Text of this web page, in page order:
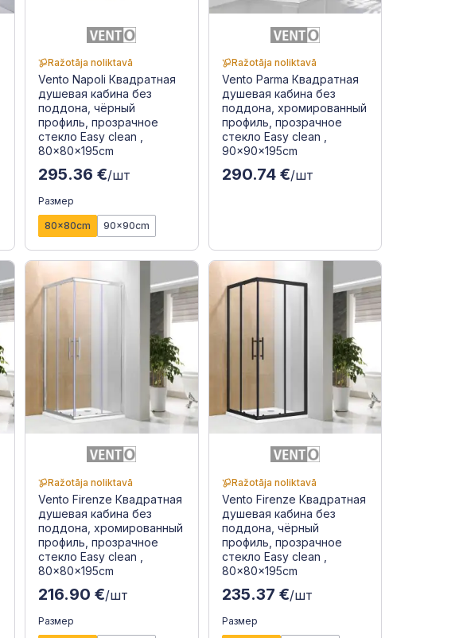
Ražotāja noliktavā
Vento Napoli Квадратная
душевая кабина без
поддона, чёрный
профиль, прозрачное
стекло Easy clean ,
80x80x195cm
295.36 €/шт
Размер
80x80cm 90x90cm
Ražotāja noliktavā
Vento Parma Квадратная
душевая кабина без
поддона, хромированный
профиль, прозрачное
стекло Easy clean ,
90x90x195cm
290.74 €/шт
Ražotāja noliktavā
Vento Firenze Квадратная
душевая кабина без
поддона, хромированный
профиль, прозрачное
стекло Easy clean ,
80x80x195cm
216.90 €/шт
Размер
Ražotāja noliktavā
Vento Firenze Квадратная
душевая кабина без
поддона, чёрный
профиль, прозрачное
стекло Easy clean ,
80x80x195cm
235.37 €/шт
Размер